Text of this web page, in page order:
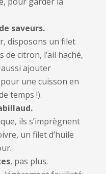
saveurs.
disposons un filet
de citron, l’ail haché,
ajouter
une cuisson en
temps !).
ils s’imprègnent
un filet d’huile
, pas plus.